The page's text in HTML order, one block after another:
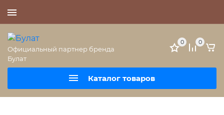
Официальный партнер бренда
Булат
Каталог товаров
0 0